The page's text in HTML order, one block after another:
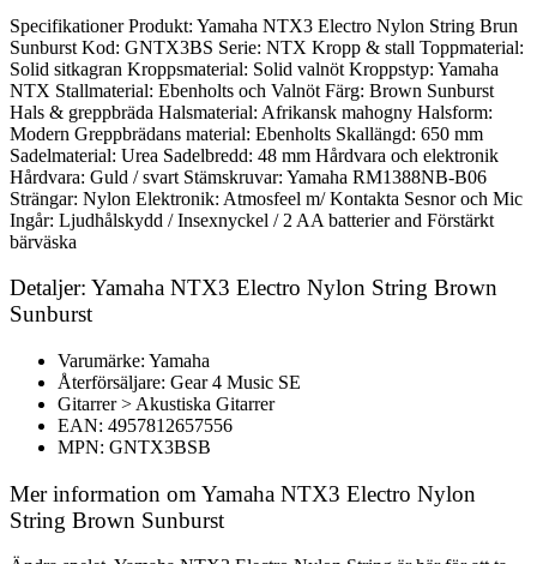
Specifikationer Produkt: Yamaha NTX3 Electro Nylon String Brun
Sunburst Kod: GNTX3BS Serie: NTX Kropp & stall Toppmaterial:
Solid sitkagran Kroppsmaterial: Solid valnöt Kroppstyp: Yamaha
NTX Stallmaterial: Ebenholts och Valnöt Färg: Brown Sunburst
Hals & greppbräda Halsmaterial: Afrikansk mahogny Halsform:
Modern Greppbrädans material: Ebenholts Skallängd: 650 mm
Sadelmaterial: Urea Sadelbredd: 48 mm Hårdvara och elektronik
Hårdvara: Guld / svart Stämskruvar: Yamaha RM1388NB-B06
Strängar: Nylon Elektronik: Atmosfeel m/ Kontakta Sesnor och Mic
Ingår: Ljudhålskydd / Insexnyckel / 2 AA batterier and Förstärkt
bärväska
Detaljer: Yamaha NTX3 Electro Nylon String Brown
Sunburst
Varumärke: Yamaha
Återförsäljare: Gear 4 Music SE
Gitarrer > Akustiska Gitarrer
EAN: 4957812657556
MPN: GNTX3BSB
Mer information om Yamaha NTX3 Electro Nylon
String Brown Sunburst